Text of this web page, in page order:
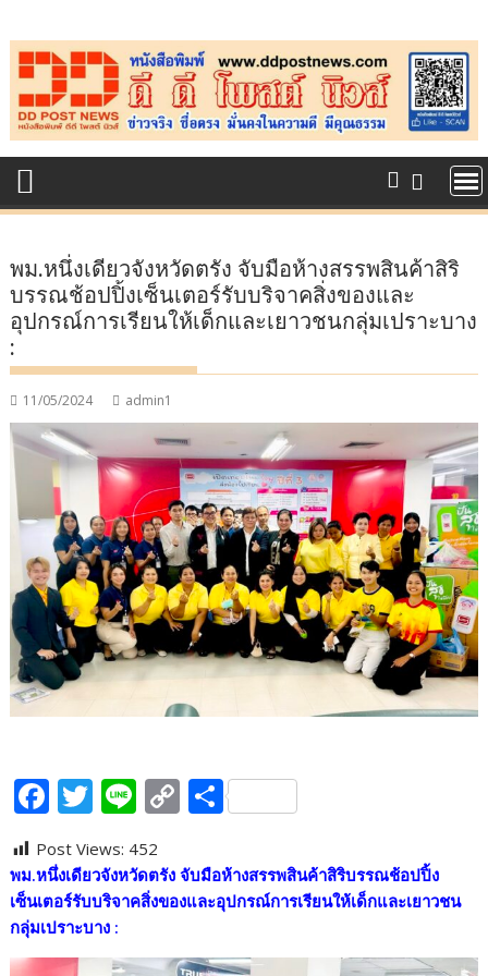
to
content
พม.หนึ่งเดียวจังหวัดตรัง จับมือห้างสรรพสินค้าสิริ
บรรณช้อปปิ้งเซ็นเตอร์รับบริจาคสิ่งของและ
อุปกรณ์การเรียนให้เด็กและเยาวชนกลุ่มเปราะบาง
:
11/05/2024 admin1
F
e
b
o
T
itt
er
Li
e
C
p
y
S
ar
e
Post Views: 452
พม.หนึ่งเดียวจังหวัดตรัง จับมือห้างสรรพสินค้าสิริบรรณช้อปปิ้ง
เซ็นเตอร์รับบริจาคสิ่งของและอุปกรณ์การเรียนให้เด็กและเยาวชน
กลุ่มเปราะบาง :